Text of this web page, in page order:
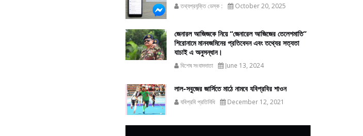
তথ্যপ্রযুক্তি ডেস্ক : October 20, 2025
জেনারল আজিজকে নিয়ে “জেনারেল আজিজের তেলেশমাতি”
শিরোনামে মানবজমিনের প্রতিবেদন এবং তথ্যের সত্যতা
যাচাই এ অনুসন্ধান।
বিশেষ সংবাদদাতা June 13, 2024
লাল-সবুজের জার্সিতে মাঠে নামবে যবিপ্রবির শাওন
যবিপ্রবি প্রতিনিধি December 12, 2021